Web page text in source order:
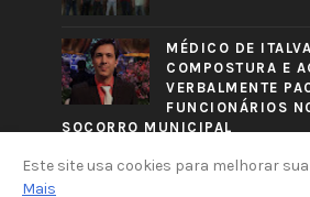
MÉDICO DE
COMPOSTURA E
VERBALMENTE
FUNCIONÁRIOS
SOCORRO MUNICIPAL
Este site usa cookies para melhorar
Mais